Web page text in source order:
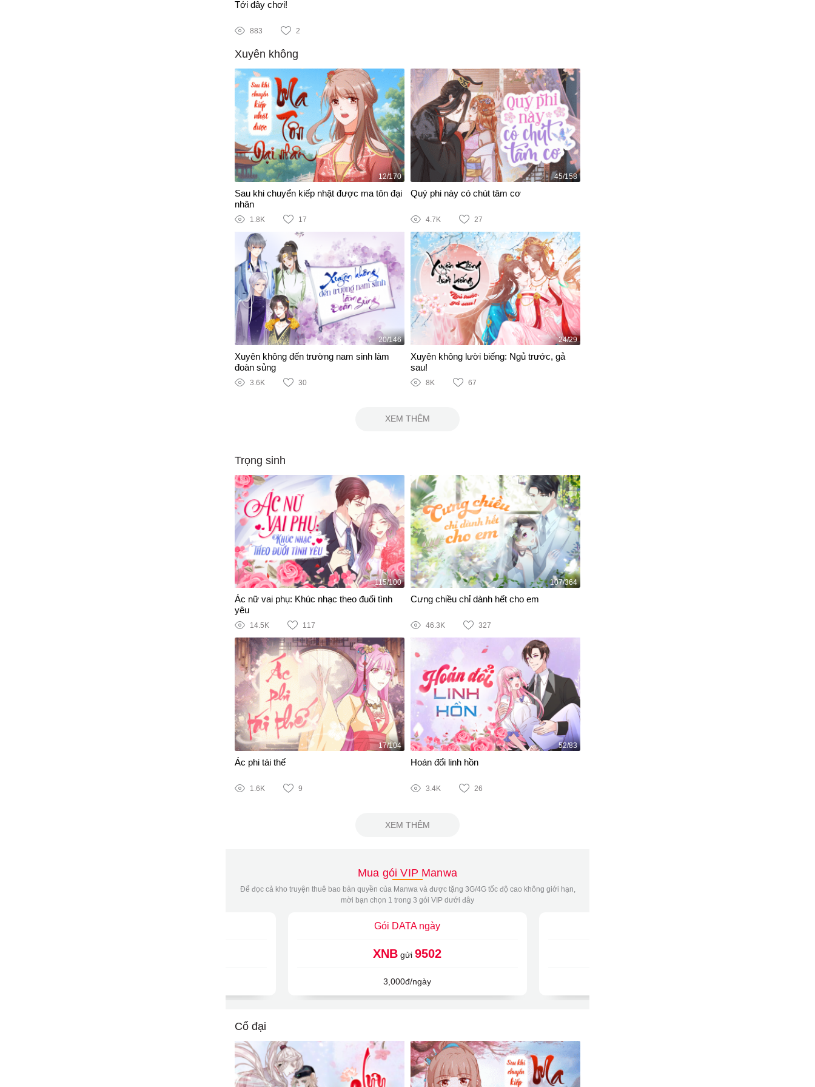
Tới đây chơi!
883 2
Xuyên không
12/170
Sau khi chuyển kiếp nhặt được ma tôn đại
nhân
1.8K 17
45/158
Quý phi này có chút tâm cơ
4.7K 27
20/146
Xuyên không đến trường nam sinh làm
đoàn sủng
3.6K 30
24/29
Xuyên không lười biếng: Ngủ trước, gả
sau!
8K 67
XEM THÊM
Trọng sinh
115/100
Ác nữ vai phụ: Khúc nhạc theo đuổi tình
yêu
14.5K 117
107/364
Cưng chiều chỉ dành hết cho em
46.3K 327
17/104
Ác phi tái thế
1.6K 9
52/83
Hoán đổi linh hồn
3.4K 26
XEM THÊM
Mua gói VIP Manwa
Để đọc cả kho truyện thuê bao bản quyền của Manwa và được tặng 3G/4G tốc độ cao không giới hạn,
mời bạn chọn 1 trong 3 gói VIP dưới đây
Gói DATA ngày
XNB gửi9502
3,000đ/ngày
Cổ đại